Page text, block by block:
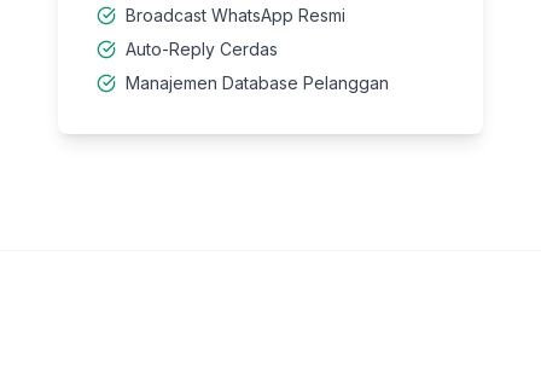
Broadcast WhatsApp Resmi
Auto-Reply Cerdas
Manajemen Database Pelanggan